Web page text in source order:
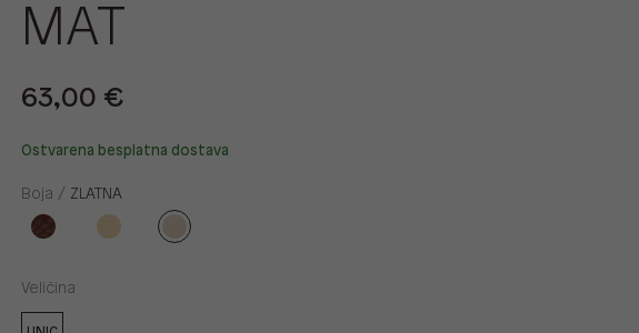
MAT
63,00 €
Ostvarena besplatna dostava
Boja / ZLATNA
Veličina